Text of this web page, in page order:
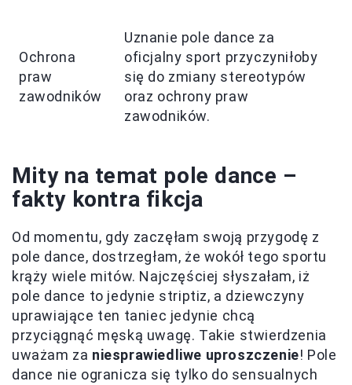
Ochrona
praw
zawodników
Uznanie pole dance za
oficjalny sport przyczyniłoby
się do zmiany stereotypów
oraz ochrony praw
zawodników.
Mity na temat pole dance –
fakty kontra fikcja
Od momentu, gdy zaczęłam swoją przygodę z
pole dance, dostrzegłam, że wokół tego sportu
krąży wiele mitów. Najczęściej słyszałam, iż
pole dance to jedynie striptiz, a dziewczyny
uprawiające ten taniec jedynie chcą
przyciągnąć męską uwagę. Takie stwierdzenia
uważam za niesprawiedliwe uproszczenie! Pole
dance nie ogranicza się tylko do sensualnych